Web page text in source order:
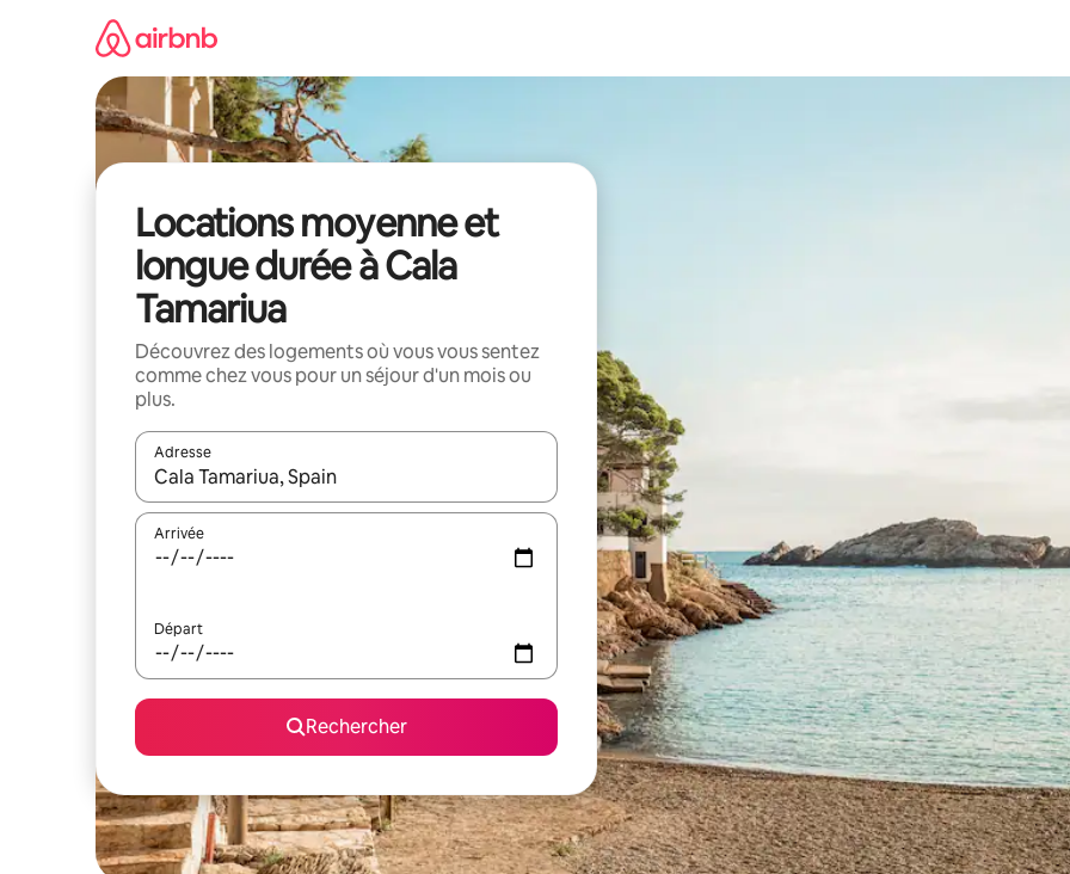
Locations moyenne et
longue durée à Cala
Tamariua
Découvrez des logements où vous vous sentez
comme chez vous pour un séjour d'un mois ou
plus.
Adresse
Lorsque les résultats s'affichent, utilisez les flèches vers le haut et vers le bas pour les parcourir ou en appuyant et en
Arrivée
Départ
Rechercher